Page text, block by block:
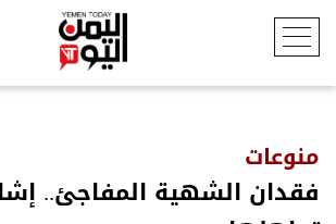
منوعات
فقدان الشهية المفاجئ..